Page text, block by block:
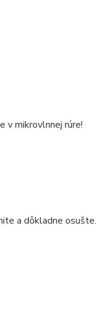
v mikrovlnnej rúre!
a dôkladne osušte.